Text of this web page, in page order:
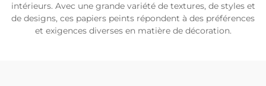
intérieurs. Avec une grande variété de textures, de styles et
de designs, ces papiers peints répondent à des préférences
et exigences diverses en matière de décoration.